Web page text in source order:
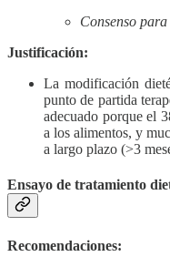
Consenso
Justificación:
La modificación
punto de partida
adecuado porque el
a los alimentos, y
a largo plazo (>3
Ensayo de tratamiento
Recomendaciones: